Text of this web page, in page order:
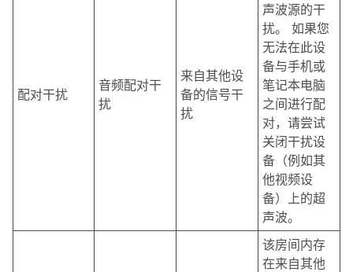
配对干扰
音频配对干
扰
来自其他设
备的信号干
扰
声波源的干
扰。 如果您
无法在此设
备与手机或
笔记本电脑
之间进行配
对，请尝试
关闭干扰设
备（例如其
他视频设
备）上的超
声波。
该房间内存
在来自其他